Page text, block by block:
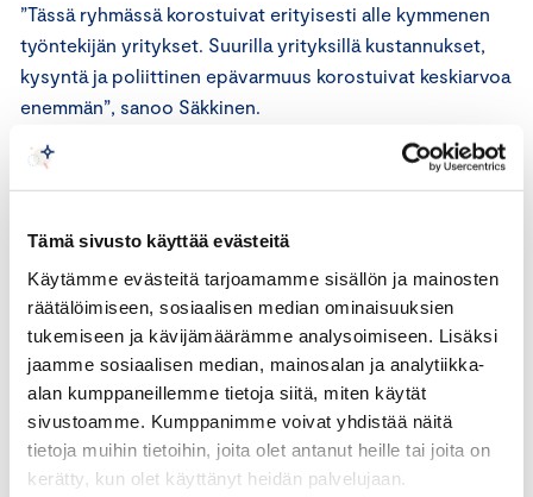
Tämä sivusto käyttää evästeitä
Käytämme evästeitä tarjoamamme sisällön ja mainosten
räätälöimiseen, sosiaalisen median ominaisuuksien
tukemiseen ja kävijämäärämme analysoimiseen. Lisäksi
jaamme sosiaalisen median, mainosalan ja analytiikka-
alan kumppaneillemme tietoja siitä, miten käytät
sivustoamme. Kumppanimme voivat yhdistää näitä
tietoja muihin tietoihin, joita olet antanut heille tai joita on
kerätty, kun olet käyttänyt heidän palvelujaan.
”Tässä ryhmässä korostuivat erityisesti alle kymmenen
työntekijän yritykset. Suurilla yrityksillä kustannukset,
kysyntä ja poliittinen epävarmuus korostuivat keskiarvoa
enemmän”, sanoo Säkkinen.
Sujuva sääntely ja luvitus onnistumisen edellytyksenä
avulla, mitä toimia Suomessa tulisi edistää, jotta
puhtaassa siirtymässä onnistutaan ja Suomeen saadaan
lisäarvoa tuottavia investointeja. 45 prosenttia
vastaajista valitsi tärkeksi edistämiskeinoksi sääntelyn ja
lupaprosessien sujuvoittamisen. 34 prosenttia
vastaajista pitää tärkeänä kysynnän luomista
vähäpäästöisille tuotteille, materiaaleille ja palveluille
sekä kansainvälisen hintakilpailukyvyn turvaamista.